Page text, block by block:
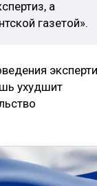
а
газетой».
ухудшит